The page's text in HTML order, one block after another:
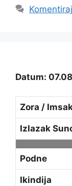
Komentiraj
Datum:
Zora /
Izlazak
Podne
Ikindija